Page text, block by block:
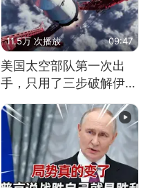
11.5万 次播放 09:47
美国太空部队第一次出
手，只用了三步破解伊朗
防空